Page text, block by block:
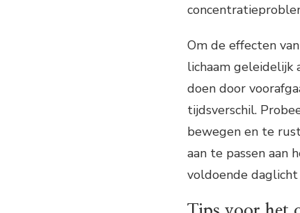
Om de effecten
lichaam geleidelijk
doen door
tijdsverschil.
bewegen en te
aan te passen aan
voldoende